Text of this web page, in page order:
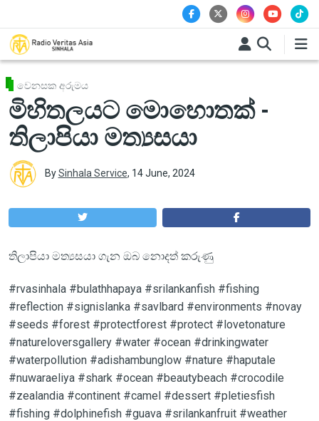
වෙනසක අරුමය
මිහිතලයට මොහොතක් -
තිලාපියා මත්‍යසයා
BySinhala Service, 14 June, 2024
තිලාපියා මත්‍යසයා ගැන ඔබ නොදත් කරුණු
#rvasinhala #bulathhapaya #srilankanfish #fishing
#reflection #signislanka #savlbard #environments #novay
#seeds #forest #protectforest #protect #lovetonature
#natureloversgallery #water #ocean #drinkingwater
#waterpollution #adishambunglow #nature #haputale
#nuwaraeliya #shark #ocean #beautybeach #crocodile
#zealandia #continent #camel #dessert #pletiesfish
#fishing #dolphinefish #guava #srilankanfruit #weather